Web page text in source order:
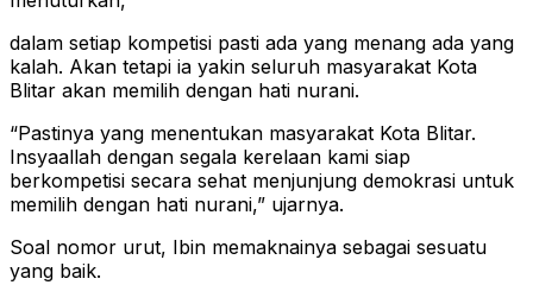
dalam setiap kompetisi pasti ada yang menang ada yang
kalah. Akan tetapi ia yakin seluruh masyarakat Kota
Blitar akan memilih dengan hati nurani.
“Pastinya yang menentukan masyarakat Kota Blitar.
Insyaallah dengan segala kerelaan kami siap
berkompetisi secara sehat menjunjung demokrasi untuk
memilih dengan hati nurani,” ujarnya.
Soal nomor urut, Ibin memaknainya sebagai sesuatu
yang baik.